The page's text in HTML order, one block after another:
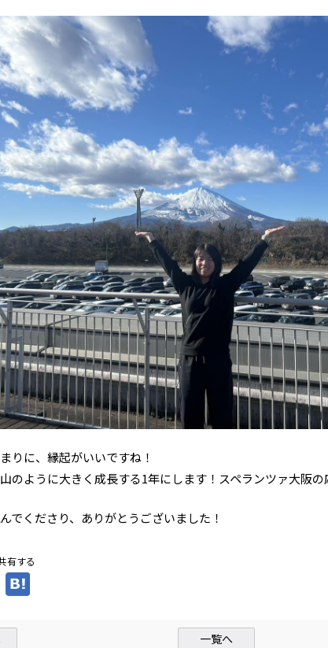
りに、縁起がいいですね！
のように大きく成長する1年にします！スペランツァ大阪の
でくださり、ありがとうございました！
有する
一覧へ